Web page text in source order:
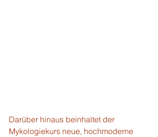
Darüber hinaus beinhaltet der
Mykologiekurs neue, hochmoderne